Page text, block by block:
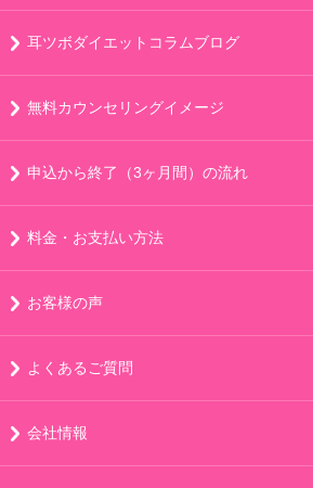
耳ツボダイエットコラムブログ
無料カウンセリングイメージ
申込から終了（3ヶ月間）の流れ
料金・お支払い方法
お客様の声
よくあるご質問
会社情報